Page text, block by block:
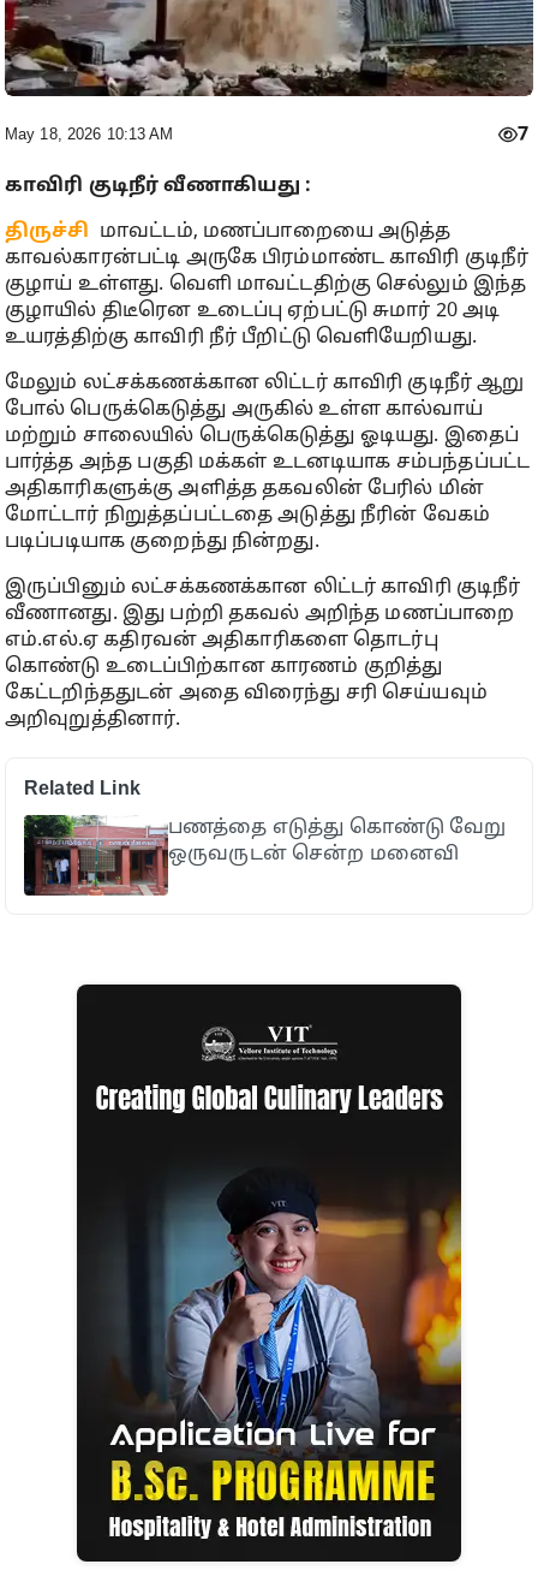
May 18, 2026 10:13 AM 7
காவிரி குடிநீர் வீணாகியது :
திருச்சி மாவட்டம், மணப்பாறையை அடுத்த
காவல்காரன்பட்டி அருகே பிரம்மாண்ட காவிரி குடிநீர்
குழாய் உள்ளது. வெளி மாவட்டதிற்கு செல்லும் இந்த
குழாயில் திடீரென உடைப்பு ஏற்பட்டு சுமார் 20 அடி
உயரத்திற்கு காவிரி நீர் பீறிட்டு வெளியேறியது.
மேலும் லட்சக்கணக்கான லிட்டர் காவிரி குடிநீர் ஆறு
போல் பெருக்கெடுத்து அருகில் உள்ள கால்வாய்
மற்றும் சாலையில் பெருக்கெடுத்து ஓடியது. இதைப்
பார்த்த அந்த பகுதி மக்கள் உடனடியாக சம்பந்தப்பட்ட
அதிகாரிகளுக்கு அளித்த தகவலின் பேரில் மின்
மோட்டார் நிறுத்தப்பட்டதை அடுத்து நீரின் வேகம்
படிப்படியாக குறைந்து நின்றது.
இருப்பினும் லட்சக்கணக்கான லிட்டர் காவிரி குடிநீர்
வீணானது. இது பற்றி தகவல் அறிந்த மணப்பாறை
எம்.எல்.ஏ கதிரவன் அதிகாரிகளை தொடர்பு
கொண்டு உடைப்பிற்கான காரணம் குறித்து
கேட்டறிந்ததுடன் அதை விரைந்து சரி செய்யவும்
அறிவுறுத்தினார்.
Related Link
பணத்தை எடுத்து கொண்டு வேறு
ஒருவருடன் சென்ற மனைவி